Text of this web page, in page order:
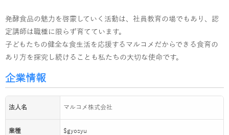
発酵食品の魅力を啓蒙していく活動は、社員教育の場でもあり、認
定講師は職種に限らず育てています。
子どもたちの健全な食生活を応援するマルコメだからできる食育の
あり方を探究し続けることも私たちの大切な使命です。
企業情報
法人名 マルコメ株式会社
業種 $gyosyu